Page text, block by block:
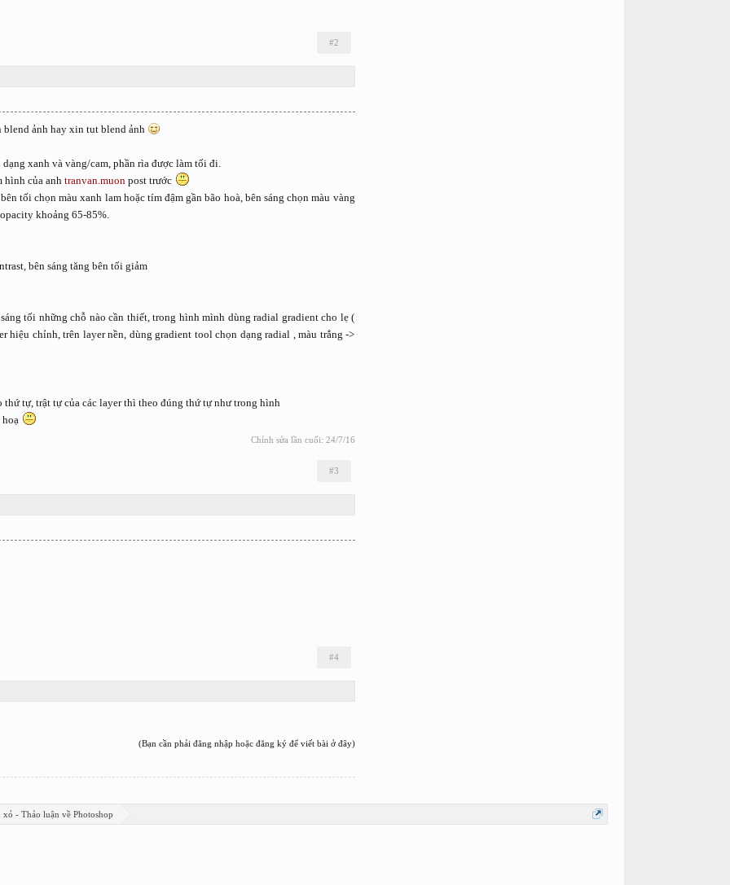
#2
ảnh hay xin tut blend ảnh
xanh và vàng/cam, phần rìa được làm tối đi.
hình của anh tranvan.muonpost trước
tối chọn màu xanh lam hoặc tím đậm gần bão hoà, bên sáng chọn màu vàng
khoảng 65-85%.
bên sáng tăng bên tối giảm
tối những chỗ nào cần thiết, trong hình mình dùng radial gradient cho lẹ (
hiệu chỉnh, trên layer nền, dùng gradient tool chọn dạng radial , màu trắng ->
tự, trật tự của các layer thì theo đúng thứ tự như trong hình
Chỉnh sửa lần cuối: 24/7/16
#3
#4
(Bạn cần phải đăng nhập hoặc đăng ký để viết bài ở đây)
- Thảo luận về Photoshop